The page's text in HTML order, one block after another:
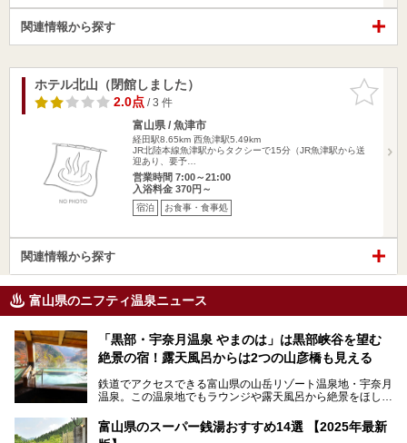
関連情報から探す
お気に入
りに追加
ホテル北山（閉館しました）
2.0点/ 3 件
富山県 / 魚津市
経田駅8.65km 西魚津駅5.49km
JR北陸本線魚津駅からタクシーで15分（JR魚津駅から送
迎あり、要予…
営業時間 7:00～21:00
入浴料金 370円～
宿泊 お食事・食事処
関連情報から探す
富山県のニフティ温泉ニュース
「黒部・宇奈月温泉 やまのは」は黒部峡谷を望む
絶景の宿！露天風呂からは2つの山彦橋も見える
鉄道でアクセスできる富山県の山岳リゾート温泉地・宇奈月
温泉。この温泉地でもラウンジや露天風呂から絶景をほしい
の「黒部・宇奈月温泉 やまのは」。
富山県のスーパー銭湯おすすめ14選 【2025年最新